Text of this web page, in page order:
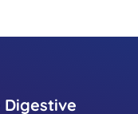
Digestive